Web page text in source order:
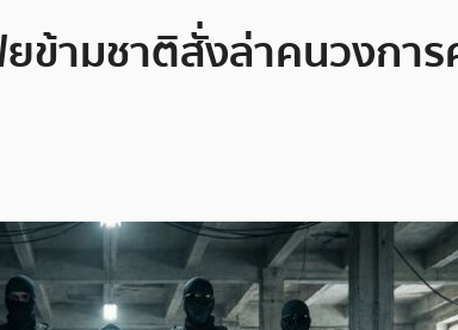
ข้ามชาติสั่งล่าคนวงกา